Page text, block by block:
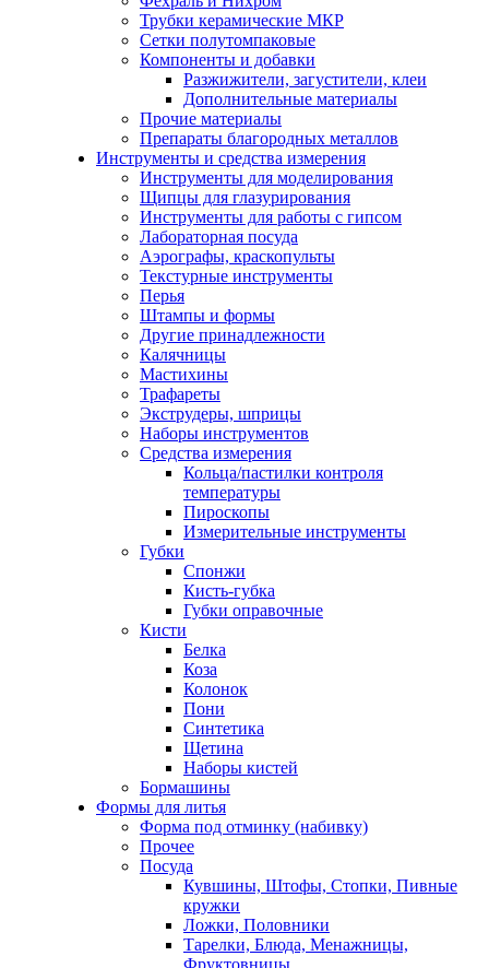
Трубки керамические МКР
Сетки полутомпаковые
Компоненты и добавки
Разжижители, загустители, клеи
Дополнительные материалы
Прочие материалы
Препараты благородных металлов
Инструменты и средства измерения
Инструменты для моделирования
Щипцы для глазурирования
Инструменты для работы с гипсом
Лабораторная посуда
Аэрографы, краскопульты
Текстурные инструменты
Перья
Штампы и формы
Другие принадлежности
Калячницы
Мастихины
Трафареты
Экструдеры, шприцы
Наборы инструментов
Средства измерения
Кольца/пастилки контроля
температуры
Пироскопы
Измерительные инструменты
Губки
Спонжи
Кисть-губка
Губки оправочные
Кисти
Белка
Коза
Колонок
Пони
Синтетика
Щетина
Наборы кистей
Бормашины
Формы для литья
Форма под отминку (набивку)
Прочее
Посуда
Кувшины, Штофы, Стопки, Пивные
кружки
Ложки, Половники
Тарелки, Блюда, Менажницы,
Фруктовницы